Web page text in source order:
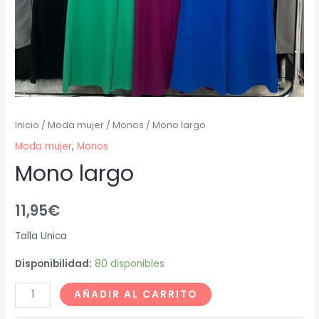
Inicio /Moda mujer /Monos / Mono largo
Moda mujer,Monos
Mono largo
11,95€
Talla Unica
Disponibilidad: 80 disponibles
AÑADIR AL CARRITO